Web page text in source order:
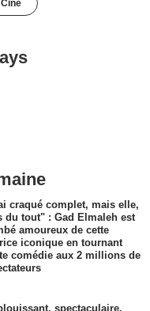
craqué complet, mais elle,
du tout" : Gad Elmaleh est
amoureux de cette
iconique en tournant
comédie aux 2 millions de
spectaculaire,